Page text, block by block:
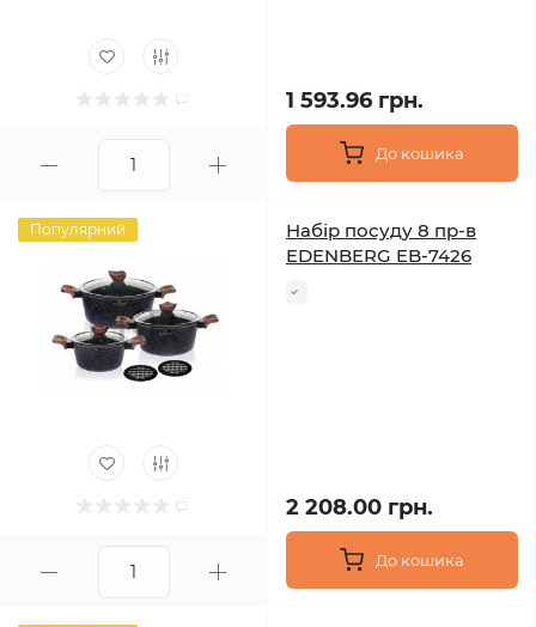
1 593.96 грн.
До кошика
Популярний
Набір посуду 8 пр-в
EDENBERG EB-7426
2 208.00 грн.
До кошика